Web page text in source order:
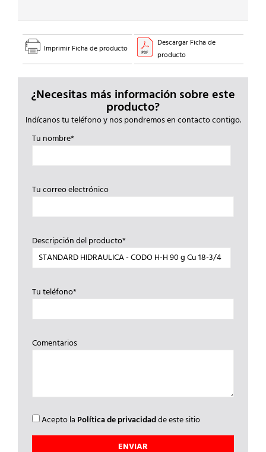
Imprimir Ficha de producto
Descargar Ficha de
producto
¿Necesitas más información sobre este
producto?
Indícanos tu teléfono y nos pondremos en contacto contigo.
Tu nombre*
Tu correo electrónico
Descripción del producto*
Tu teléfono*
Comentarios
Acepto la Política de privacidadde este sitio